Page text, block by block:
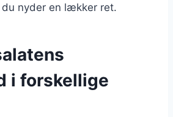
nyder en lækker ret.
i forskellige